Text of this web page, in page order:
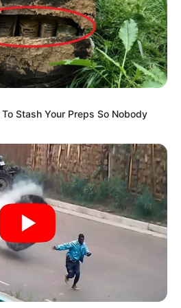
Stash Your Preps So Nobody